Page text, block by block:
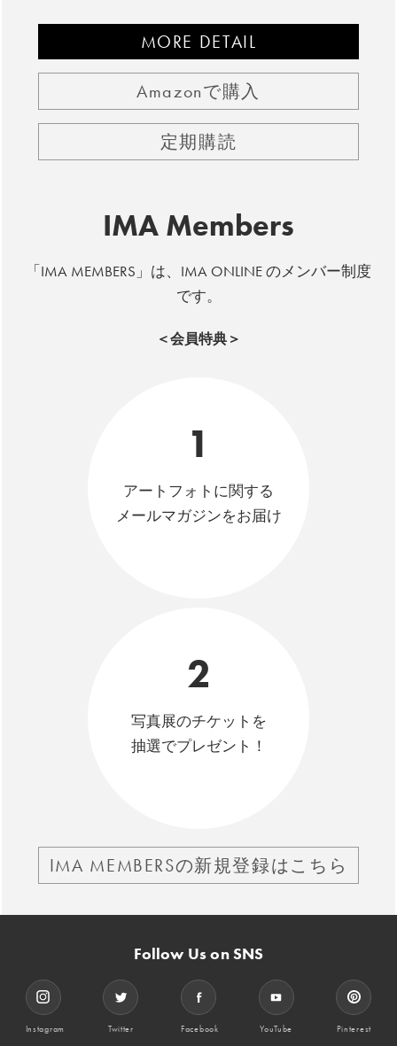
MORE DETAIL
Amazonで購入
定期購読
IMA Members
「IMA MEMBERS」は、IMA ONLINE のメンバー制度
です。
＜会員特典＞
1
アートフォトに関する
メールマガジンをお届け
2
写真展のチケットを
抽選でプレゼント！
IMA MEMBERSの新規登録はこちら
Follow Us on SNS
Instagram Twitter Facebook YouTube Pinterest